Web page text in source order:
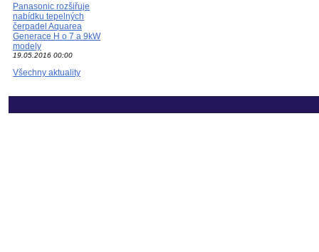
Panasonic rozšiřuje
nabídku tepelných
čerpadel Aquarea
Generace H o 7 a 9kW
modely
19.05.2016 00:00
Všechny aktuality